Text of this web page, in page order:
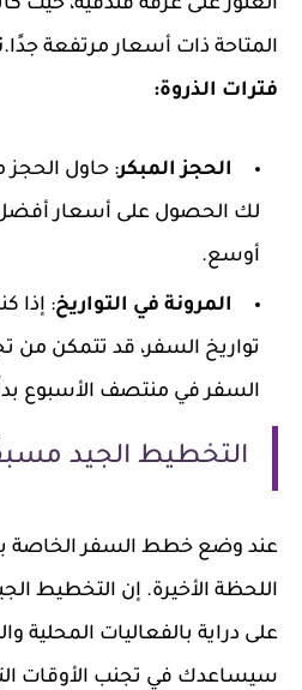
العثور على غرفة فندقية،
المتاحة ذات أسعار مرتفعة جدًا.
فترات الذروة:
الحجز المبكر: حاول
لك الحصول على أسعار أفضل
أوسع.
المرونة في التواريخ: إذا
تواريخ السفر، قد تتمكن من
السفر في منتصف الأسبوع
التخطيط الجيد
عند وضع خطط السفر الخاصة
سيساعدك في تجنب الأوقات